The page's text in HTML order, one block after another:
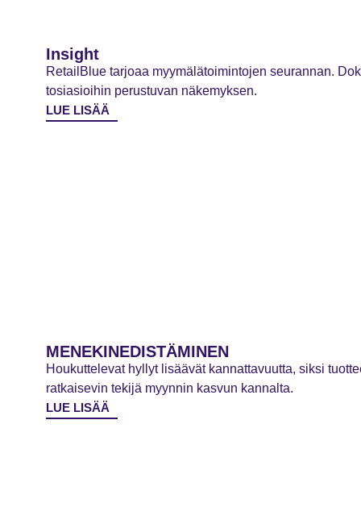
Insight
RetailBlue tarjoaa myymälätoimintojen seurannan.
tosiasioihin perustuvan näkemyksen.
LUE LISÄÄ
MENEKINEDISTÄMINEN
Houkuttelevat hyllyt lisäävät kannattavuutta, siksi
ratkaisevin tekijä myynnin kasvun kannalta.
LUE LISÄÄ